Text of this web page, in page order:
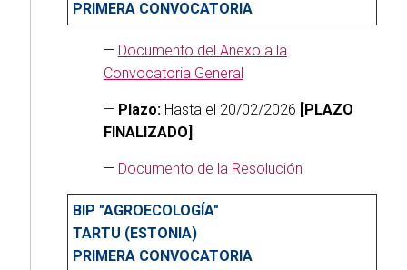
PRIMERA CONVOCATORIA
— Documento del Anexo a la
Convocatoria General
— Plazo:Hasta el 20/02/2026 [PLAZO
FINALIZADO]
— Documento de la Resolución
BIP "AGROECOLOGÍA"
TARTU (ESTONIA)
PRIMERA CONVOCATORIA